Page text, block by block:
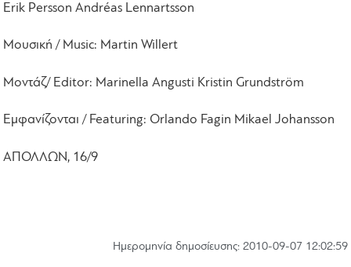
Erik Persson Andréas Lennartsson
Μουσική / Music: Martin Willert
Μοντάζ/ Editor: Marinella Angusti Kristin Grundström
Εμφανίζονται / Featuring: Orlando Fagin Mikael Johansson
ΑΠΟΛΛΩΝ, 16/9
Hμερομηνία δημοσίευσης: 2010-09-07 12:02:59